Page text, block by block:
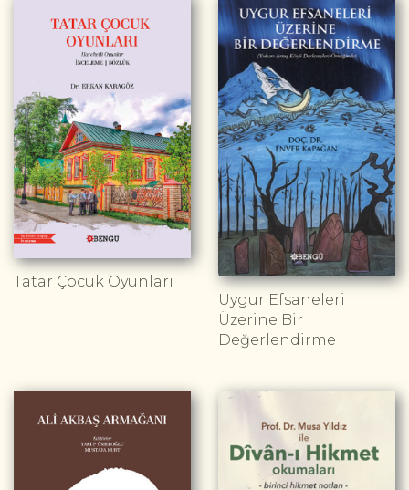
Tatar Çocuk Oyunları
Uygur Efsaneleri
Üzerine Bir
Değerlendirme